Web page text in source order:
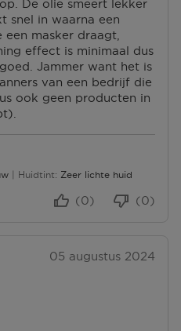
De olie smeert lekker
snel in waarna een
masker draagt,
effect is minimaal dus
Jammer want het is
van een bedrijf die
ook geen producten in
Huidtint Zeer lichte huid
(0)
(0)
05 augustus 2024